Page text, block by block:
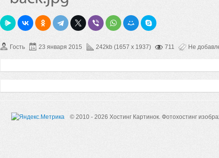
Гость 23 января 2015 242kb (1657 x 1937) 711 Не
© 2010 - 2026 Хостинг Картинок. Фотохостинг